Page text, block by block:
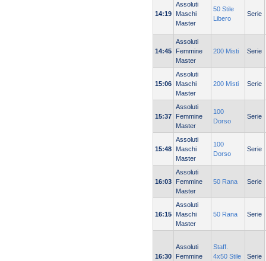
14:19
Assoluti
Maschi
Master
50 Stile
Libero
Serie
14:45
Assoluti
Femmine
Master
200 Misti Serie
15:06
Assoluti
Maschi
Master
200 Misti Serie
15:37
Assoluti
Femmine
Master
100
Dorso
Serie
15:48
Assoluti
Maschi
Master
100
Dorso
Serie
16:03
Assoluti
Femmine
Master
50 Rana Serie
16:15
Assoluti
Maschi
Master
50 Rana Serie
16:30
Assoluti
Femmine
Staff.
4x50 Stile
Serie